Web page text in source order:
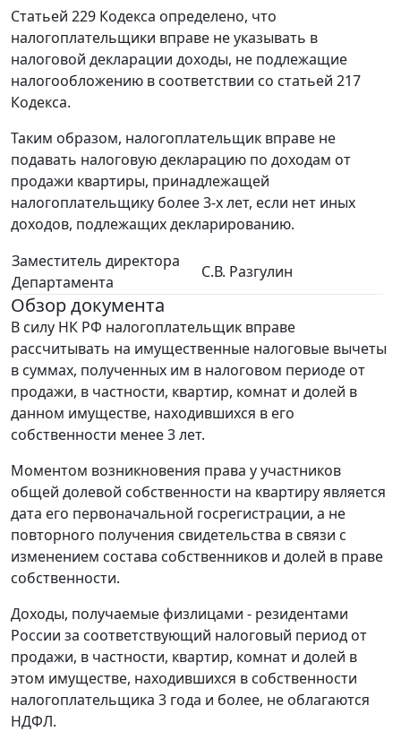
Статьей 229 Кодекса определено, что
налогоплательщики вправе не указывать в
налоговой декларации доходы, не подлежащие
налогообложению в соответствии со статьей 217
Кодекса.
Таким образом, налогоплательщик вправе не
подавать налоговую декларацию по доходам от
продажи квартиры, принадлежащей
налогоплательщику более 3-х лет, если нет иных
доходов, подлежащих декларированию.
Заместитель директора
Департамента
С.В. Разгулин
Обзор документа
В силу НК РФ налогоплательщик вправе
рассчитывать на имущественные налоговые вычеты
в суммах, полученных им в налоговом периоде от
продажи, в частности, квартир, комнат и долей в
данном имуществе, находившихся в его
собственности менее 3 лет.
Моментом возникновения права у участников
общей долевой собственности на квартиру является
дата его первоначальной госрегистрации, а не
повторного получения свидетельства в связи с
изменением состава собственников и долей в праве
собственности.
Доходы, получаемые физлицами - резидентами
России за соответствующий налоговый период от
продажи, в частности, квартир, комнат и долей в
этом имуществе, находившихся в собственности
налогоплательщика 3 года и более, не облагаются
НДФЛ.